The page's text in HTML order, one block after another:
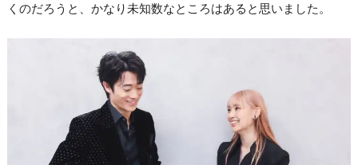
くのだろうと、かなり未知数なところはあると思いました。